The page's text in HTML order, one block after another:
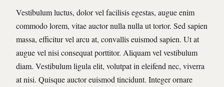
Vestibulum luctus, dolor vel facilisis egestas, augue enim
commodo lorem, vitae auctor nulla nulla ut tortor. Sed sapien
massa, efficitur vel arcu at, convallis euismod sapien. Ut at
augue vel nisi consequat porttitor. Aliquam vel vestibulum
diam. Vestibulum ligula elit, volutpat in eleifend nec, viverra
at nisi. Quisque auctor euismod tincidunt. Integer ornare